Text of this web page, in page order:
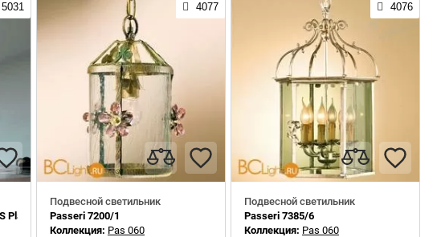
5031
Platino
4077
Подвесной светильник
Passeri 7200/1
Коллекция: Pas 060
4076
Подвесной светильник
Passeri 7385/6
Коллекция: Pas 060